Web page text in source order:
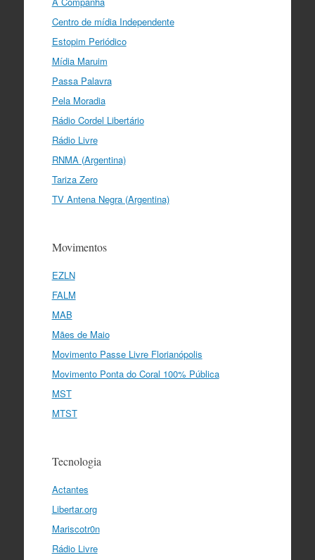
Centro de mídia Independente
Estopim Periódico
Mídia Maruim
Passa Palavra
Pela Moradia
Rádio Cordel Libertário
Rádio Livre
RNMA (Argentina)
Tariza Zero
TV Antena Negra (Argentina)
Movimentos
EZLN
FALM
MAB
Mães de Maio
Movimento Passe Livre Florianópolis
Movimento Ponta do Coral 100% Pública
MST
MTST
Tecnologia
Actantes
Libertar.org
Mariscotr0n
Rádio Livre